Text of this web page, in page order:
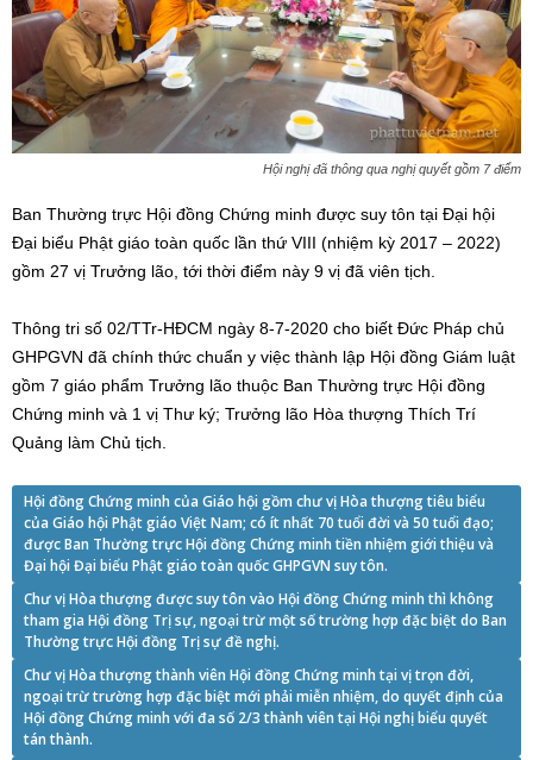
Hội nghị đã thông qua nghị quyết gồm 7 điểm
Ban Thường trực Hội đồng Chứng minh được suy tôn tại Đại hội
Đại biểu Phật giáo toàn quốc lần thứ VIII (nhiệm kỳ 2017 – 2022)
gồm 27 vị Trưởng lão, tới thời điểm này 9 vị đã viên tịch.
Thông tri số 02/TTr-HĐCM ngày 8-7-2020 cho biết Đức Pháp chủ
GHPGVN đã chính thức chuẩn y việc thành lập Hội đồng Giám luật
gồm 7 giáo phẩm Trưởng lão thuộc Ban Thường trực Hội đồng
Chứng minh và 1 vị Thư ký; Trưởng lão Hòa thượng Thích Trí
Quảng làm Chủ tịch.
Hội đồng Chứng minh của Giáo hội gồm chư vị Hòa thượng tiêu biểu
của Giáo hội Phật giáo Việt Nam; có ít nhất 70 tuổi đời và 50 tuổi đạo;
được Ban Thường trực Hội đồng Chứng minh tiền nhiệm giới thiệu và
Đại hội Đại biểu Phật giáo toàn quốc GHPGVN suy tôn.
Chư vị Hòa thượng được suy tôn vào Hội đồng Chứng minh thì không
tham gia Hội đồng Trị sự, ngoại trừ một số trường hợp đặc biệt do Ban
Thường trực Hội đồng Trị sự đề nghị.
Chư vị Hòa thượng thành viên Hội đồng Chứng minh tại vị trọn đời,
ngoại trừ trường hợp đặc biệt mới phải miễn nhiệm, do quyết định của
Hội đồng Chứng minh với đa số 2/3 thành viên tại Hội nghị biểu quyết
tán thành.